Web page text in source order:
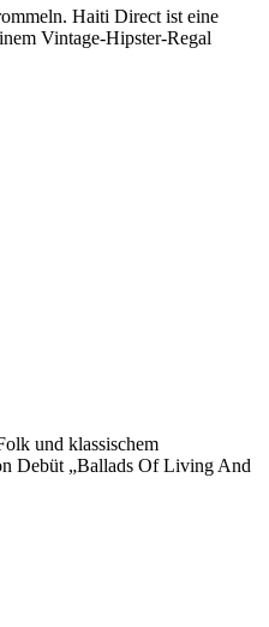
Haiti Direct ist eine
Vintage-Hipster-Regal
und klassischem
Debüt „Ballads Of Living And